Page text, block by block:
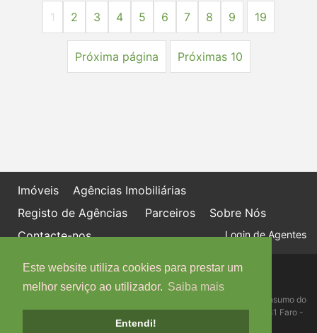
Este website utiliza cookies para prestar um
melhor serviço ao utilizador. Saiba mais
Entendi!
1 2 3 4 5 6 7 8 9 19
Próxima página Próximas 10
Imóveis
Agências Imobiliárias
Registo de Agências
Parceiros
Sobre Nós
Contacte-nos
Login de Agentes
Política de proteção de dados
Livro de Reclamações online
Centro de Informação, Mediação e Arbitragem de Conflitos de Consumo do
Algarve - Edifício Ninho de Empresas, Estrada da Penha, 8005-131 Faro -
Telefone: 289 823 135 cimaal@mail.telepac.pt